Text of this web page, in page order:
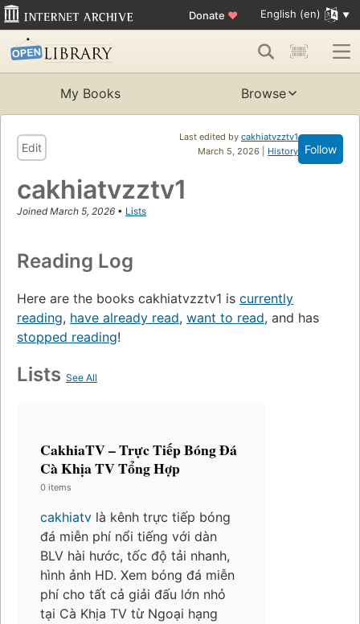
Donate ♥ English (en)
My Books Browse
Follow
Last edited by cakhiatvzztv1
March 5, 2026 | History
Edit
cakhiatvzztv1
Joined March 5, 2026 • Lists
Reading Log
Here are the books cakhiatvzztv1 is currently
reading, have already read, want to read, and has
stopped reading!
Lists See All
CakhiaTV – Trực Tiếp Bóng Đá
Cà Khịa TV Tổng Hợp
0 items
cakhiatv là kênh trực tiếp bóng
đá miễn phí nổi tiếng với dàn
BLV hài hước, tốc độ tải nhanh,
hình ảnh HD. Xem bóng đá miễn
phí cho tất cả giải đấu lớn nhỏ
tại Cà Khịa TV từ Ngoại hạng